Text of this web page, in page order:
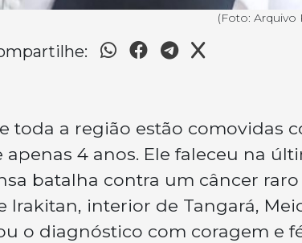
(Foto: Arquivo
toda a região estão comovidas
4 anos. Ele faleceu na
batalha contra um câncer
interior de Tangará,
o diagnóstico com coragem e